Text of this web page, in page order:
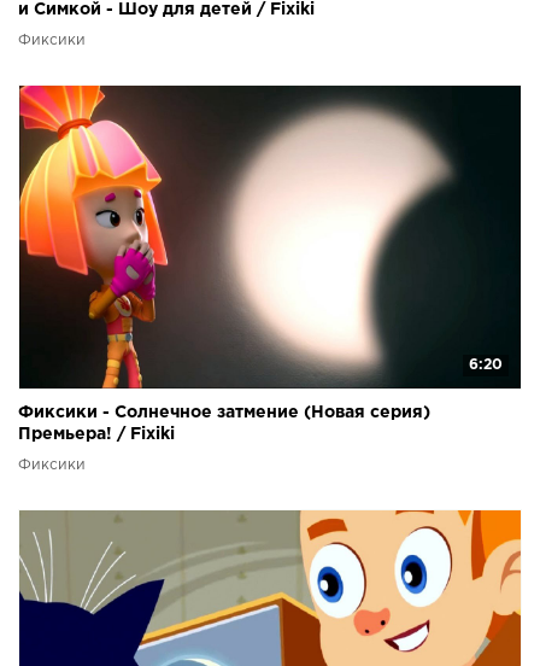
и Симкой - Шоу для детей / Fixiki
Фиксики
6:20
Фиксики - Солнечное затмение (Новая серия)
Премьера! / Fixiki
Фиксики